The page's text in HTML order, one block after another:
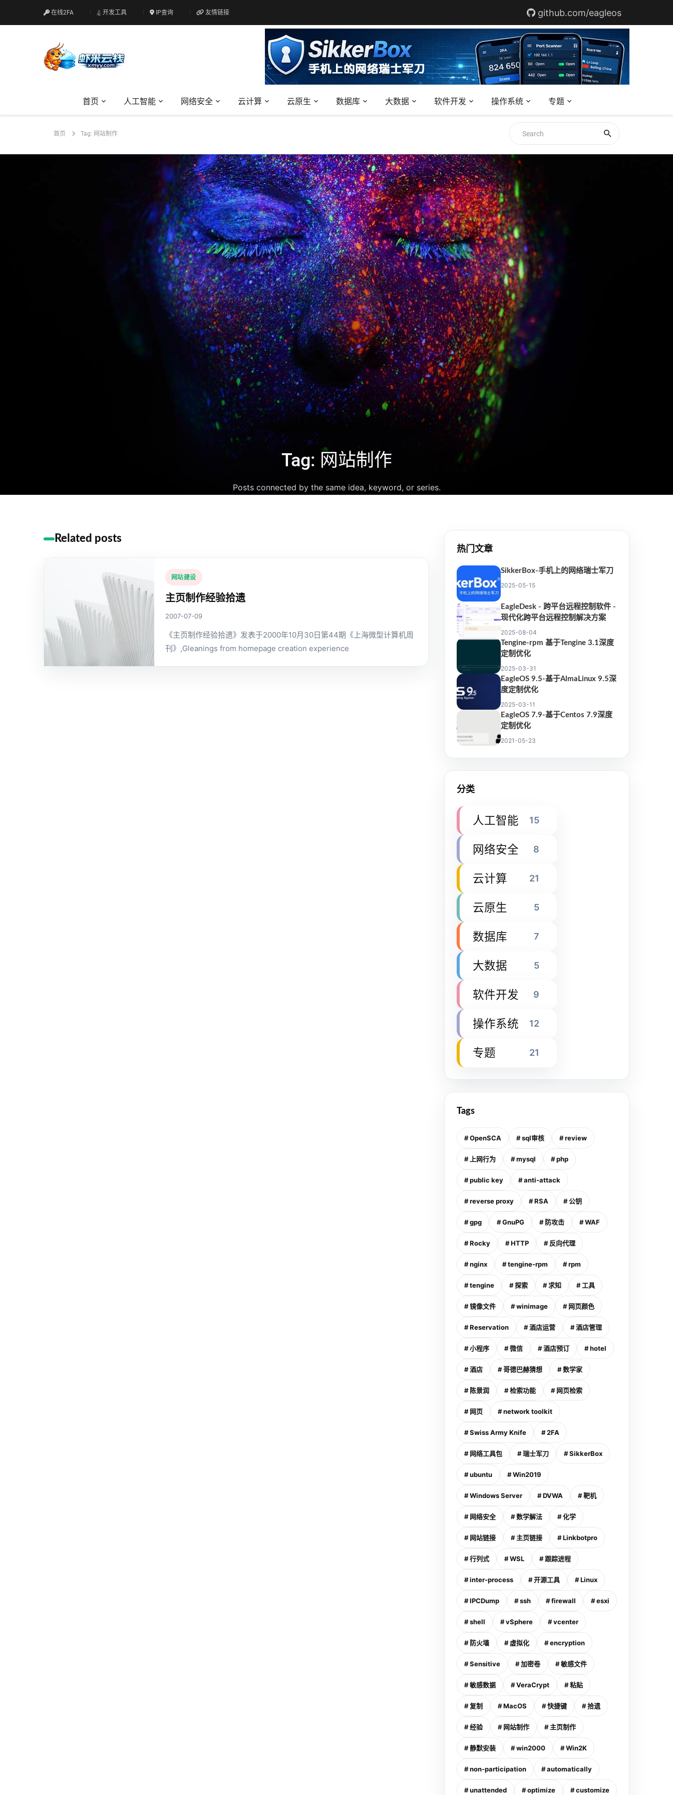
在线2FA 开发工具 IP查询 友情链接 github.com/eagleos
首页 人工智能 网络安全 云计算 云原生 数据库 大数据 软件开发 操作系统 专题
首页 Tag: 网站制作
Tag: 网站制作
Posts connected by the same idea, keyword, or series.
Related posts
网站建设
主页制作经验拾遗
2007-07-09
《主页制作经验拾遗》发表于2000年10月30日第44期《上海微型计算机周
刊》,Gleanings from homepage creation experience
热门文章
SikkerBox-手机上的网络瑞士军刀
2025-05-15
EagleDesk - 跨平台远程控制软件 -
现代化跨平台远程控制解决方案
2025-08-04
Tengine-rpm 基于Tengine 3.1深度
定制优化
2025-03-31
EagleOS 9.5-基于AlmaLinux 9.5深
度定制优化
2025-03-11
EagleOS 7.9-基于Centos 7.9深度
定制优化
2021-05-23
分类
人工智能 15
网络安全 8
云计算 21
云原生 5
数据库 7
大数据 5
软件开发 9
操作系统 12
专题 21
Tags
# OpenSCA # sql审核 # review
# 上网行为 # mysql # php
# public key # anti-attack
# reverse proxy # RSA # 公钥
# gpg # GnuPG # 防攻击 # WAF
# Rocky # HTTP # 反向代理
# nginx # tengine-rpm # rpm
# tengine # 探索 # 求知 # 工具
# 镜像文件 # winimage # 网页颜色
# Reservation # 酒店运营 # 酒店管理
# 小程序 # 微信 # 酒店预订 # hotel
# 酒店 # 哥德巴赫猜想 # 数学家
# 陈景润 # 检索功能 # 网页检索
# 网页 # network toolkit
# Swiss Army Knife # 2FA
# 网络工具包 # 瑞士军刀 # SikkerBox
# ubuntu # Win2019
# Windows Server # DVWA # 靶机
# 网络安全 # 数学解法 # 化学
# 网站链接 # 主页链接 # Linkbotpro
# 行列式 # WSL # 跟踪进程
# inter-process # 开源工具 # Linux
# IPCDump # ssh # firewall # esxi
# shell # vSphere # vcenter
# 防火墙 # 虚拟化 # encryption
# Sensitive # 加密卷 # 敏感文件
# 敏感数据 # VeraCrypt # 粘贴
# 复制 # MacOS # 快捷键 # 拾遗
# 经验 # 网站制作 # 主页制作
# 静默安装 # win2000 # Win2K
# non-participation # automatically
# unattended # optimize # customize